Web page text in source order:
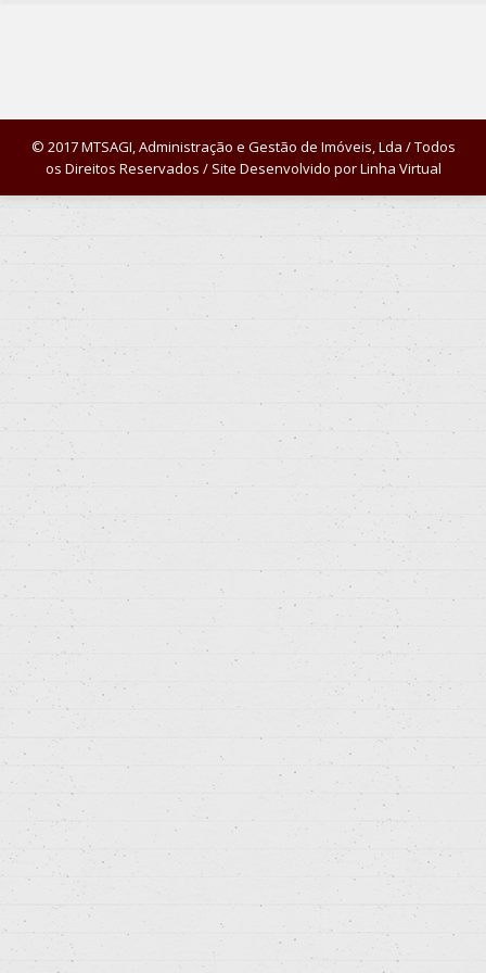
© 2017 MTSAGI, Administração e Gestão de Imóveis, Lda / Todos
os Direitos Reservados / Site Desenvolvido porLinha Virtual